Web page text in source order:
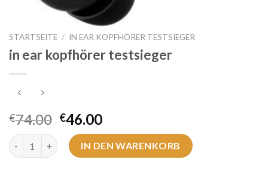
STARTSEITE / IN EAR KOPFHÖRER TESTSIEGER
in ear kopfhörer testsieger
€74.00 €46.00
in ear kopfhörer testsieger Menge
IN DEN WARENKORB